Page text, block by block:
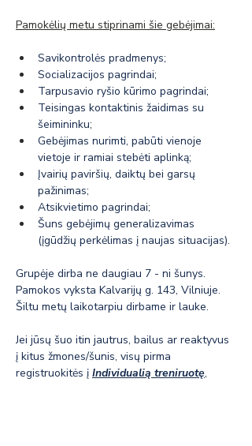
Pamokėlių metu stiprinami šie gebėjimai:
Savikontrolės pradmenys;
Socializacijos pagrindai;
Tarpusavio ryšio kūrimo pagrindai;
Teisingas kontaktinis žaidimas su
šeimininku;
Gebėjimas nurimti, pabūti vienoje
vietoje ir ramiai stebėti aplinką;
Įvairių paviršių, daiktų bei garsų
pažinimas;
Atsikvietimo pagrindai;
Šuns gebėjimų generalizavimas
(įgūdžių perkėlimas į naujas situacijas).
Grupėje dirba ne daugiau 7 - ni šunys.
Pamokos vyksta Kalvarijų g. 143, Vilniuje.
Šiltu metų laikotarpiu dirbame ir lauke.
Jei jūsų šuo itin jautrus, bailus ar reaktyvus
į kitus žmones/šunis, visų pirma
registruokitės į Individualią treniruotę,